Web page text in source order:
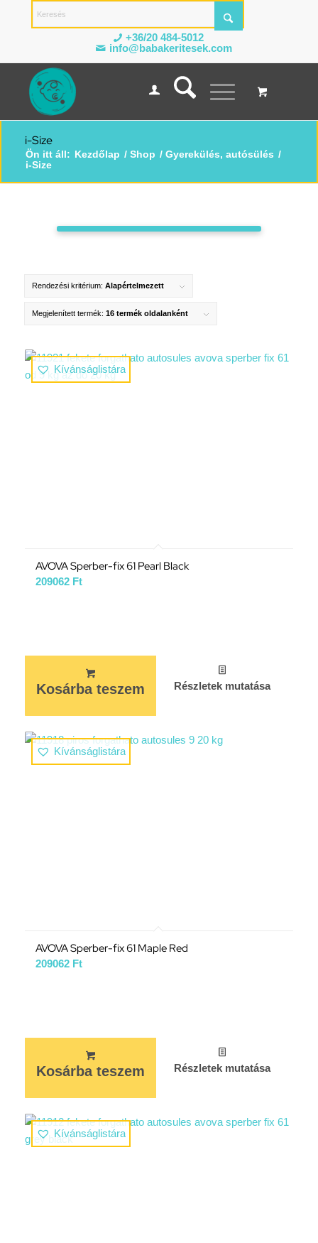
+36/20 484-5012
info@babakeritesek.com
i-Size
Ön itt áll: Kezdőlap / Shop / Gyerekülés, autósülés /
i-Size
Rendezési kritérium: Alapértelmezett
Megjelenített termék: 16 termék oldalanként
Kívánságlistára
AVOVA Sperber-fix 61 Pearl Black
209062 Ft
Kosárba teszem Részletek mutatása
Kívánságlistára
AVOVA Sperber-fix 61 Maple Red
209062 Ft
Kosárba teszem Részletek mutatása
Kívánságlistára